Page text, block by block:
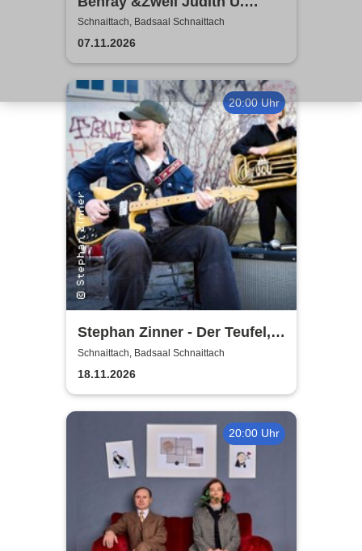
Miriam Geissler | Tradition,
Schlager und Pop
Schnaittach, Badsaal Schnaittach
07.11.2026
20:00 Uhr
Stephan Zinner - Der Teufel,
das Mädchen, der Blues und
ich
Schnaittach, Badsaal Schnaittach
18.11.2026
20:00 Uhr